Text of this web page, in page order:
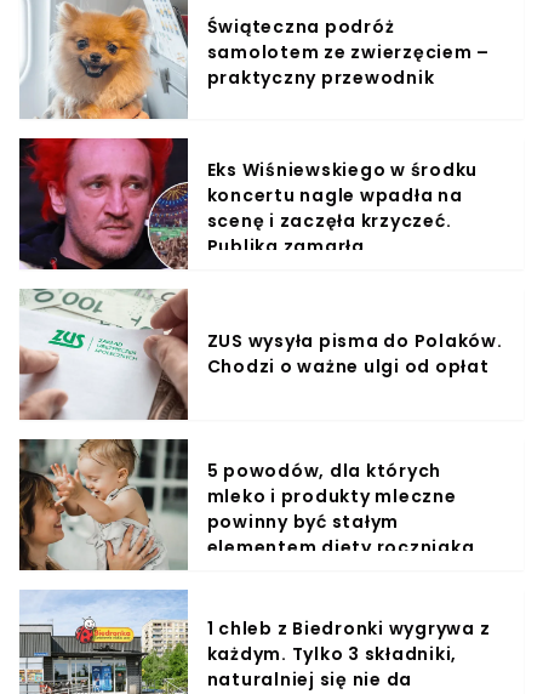
Świąteczna podróż
samolotem ze zwierzęciem –
praktyczny przewodnik
Eks Wiśniewskiego w środku
koncertu nagle wpadła na
scenę i zaczęła krzyczeć.
Publika zamarła
ZUS wysyła pisma do Polaków.
Chodzi o ważne ulgi od opłat
5 powodów, dla których
mleko i produkty mleczne
powinny być stałym
elementem diety roczniaka
1 chleb z Biedronki wygrywa z
każdym. Tylko 3 składniki,
naturalniej się nie da